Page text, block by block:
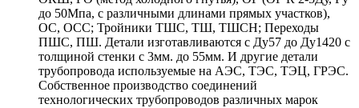
до 50Мпа, с различными длинами прямых участков),
ОС, ОСС; Тройники ТШС, ТШ, ТШСН; Переходы
ПШС, ПШ. Детали изготавливаются с Ду57 до Ду1420 с
толщиной стенки с 3мм. до 55мм. И другие детали
трубопровода используемые на АЭС, ТЭС, ТЭЦ, ГРЭС.
Собственное производство соединений
технологических трубопроводов различных марок